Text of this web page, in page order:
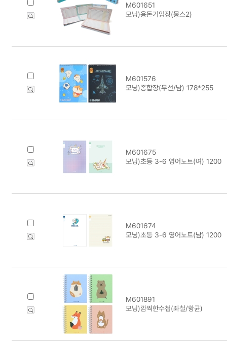
M601651
모닝)용돈기입장(뭉스2)
M601576
모닝)종합장(무선/남) 178*255
M601675
모닝)초등 3-6 영어노트(여) 1200
M601674
모닝)초등 3-6 영어노트(남) 1200
M601891
모닝)깜찍한수첩(좌철/항균)